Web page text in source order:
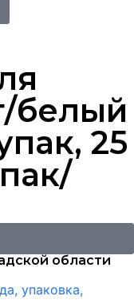
белый
25
области
упаковка,